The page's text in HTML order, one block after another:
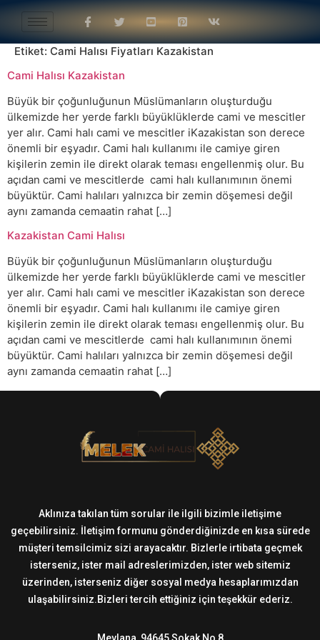
Etiket: Cami Halısı Fiyatları Kazakistan
Cami Halısı Kazakistan
Büyük bir çoğunluğunun Müslümanların oluşturduğu
ülkemizde her yerde farklı büyüklüklerde cami ve mescitler
yer alır. Cami halı cami ve mescitler iKazakistan son derece
önemli bir eşyadır. Cami halı kullanımı ile camiye giren
kişilerin zemin ile direkt olarak teması engellenmiş olur. Bu
açıdan cami ve mescitlerde cami halı kullanımının önemi
büyüktür. Cami halıları yalnızca bir zemin döşemesi değil
aynı zamanda cemaatin rahat […]
Kazakistan Cami Halısı
Büyük bir çoğunluğunun Müslümanların oluşturduğu
ülkemizde her yerde farklı büyüklüklerde cami ve mescitler
yer alır. Cami halı cami ve mescitler iKazakistan son derece
önemli bir eşyadır. Cami halı kullanımı ile camiye giren
kişilerin zemin ile direkt olarak teması engellenmiş olur. Bu
açıdan cami ve mescitlerde cami halı kullanımının önemi
büyüktür. Cami halıları yalnızca bir zemin döşemesi değil
aynı zamanda cemaatin rahat […]
Aklınıza takılan tüm sorular ile ilgili bizimle iletişime
geçebilirsiniz. İletişim formunu gönderdiğinizde en kısa sürede
müşteri temsilcimiz sizi arayacaktır. Bizlerle irtibata geçmek
isterseniz, ister mail adreslerimizden, ister web sitemiz
üzerinden, isterseniz diğer sosyal medya hesaplarımızdan
ulaşabilirsiniz.Bizleri tercih ettiğiniz için teşekkür ederiz.